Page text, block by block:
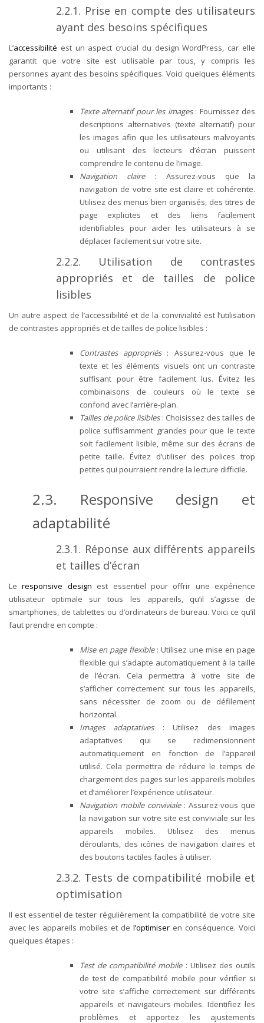
2.2.1. Prise en compte des utilisateurs
ayant des besoins spécifiques
L’accessibilité est un aspect crucial du design WordPress, car elle
garantit que votre site est utilisable par tous, y compris les
personnes ayant des besoins spécifiques. Voici quelques éléments
importants :
Texte alternatif pour les images : Fournissez des
descriptions alternatives (texte alternatif) pour
les images afin que les utilisateurs malvoyants
ou utilisant des lecteurs d’écran puissent
comprendre le contenu de l’image.
Navigation claire: Assurez-vous que la
navigation de votre site est claire et cohérente.
Utilisez des menus bien organisés, des titres de
page explicites et des liens facilement
identifiables pour aider les utilisateurs à se
déplacer facilement sur votre site.
2.2.2. Utilisation de contrastes
appropriés et de tailles de police
lisibles
Un autre aspect de l’accessibilité et de la convivialité est l’utilisation
de contrastes appropriés et de tailles de police lisibles :
Contrastes appropriés: Assurez-vous que le
texte et les éléments visuels ont un contraste
suffisant pour être facilement lus. Évitez les
combinaisons de couleurs où le texte se
confond avec l’arrière-plan.
Tailles de police lisibles : Choisissez des tailles de
police suffisamment grandes pour que le texte
soit facilement lisible, même sur des écrans de
petite taille. Évitez d’utiliser des polices trop
petites qui pourraient rendre la lecture difficile.
2.3. Responsive design et
adaptabilité
2.3.1. Réponse aux différents appareils
et tailles d’écran
Leresponsive design est essentiel pour offrir une expérience
utilisateur optimale sur tous les appareils, qu’il s’agisse de
smartphones, de tablettes ou d’ordinateurs de bureau. Voici ce qu’il
faut prendre en compte :
Mise en page flexible: Utilisez une mise en page
flexible qui s’adapte automatiquement à la taille
de l’écran. Cela permettra à votre site de
s’afficher correctement sur tous les appareils,
sans nécessiter de zoom ou de défilement
horizontal.
Images adaptatives : Utilisez des images
adaptatives qui se redimensionnent
automatiquement en fonction de l’appareil
utilisé. Cela permettra de réduire le temps de
chargement des pages sur les appareils mobiles
et d’améliorer l’expérience utilisateur.
Navigation mobile conviviale: Assurez-vous que
la navigation sur votre site est conviviale sur les
appareils mobiles. Utilisez des menus
déroulants, des icônes de navigation claires et
des boutons tactiles faciles à utiliser.
2.3.2. Tests de compatibilité mobile et
optimisation
Il est essentiel de tester régulièrement la compatibilité de votre site
avec les appareils mobiles et de l’optimiser en conséquence. Voici
quelques étapes :
Test de compatibilité mobile: Utilisez des outils
de test de compatibilité mobile pour vérifier si
votre site s’affiche correctement sur différents
appareils et navigateurs mobiles. Identifiez les
problèmes et apportez les ajustements